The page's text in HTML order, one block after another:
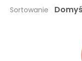
Sortowanie